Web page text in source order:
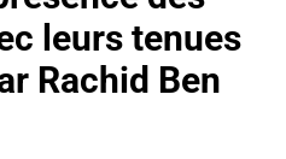
leurs tenues
Rachid Ben